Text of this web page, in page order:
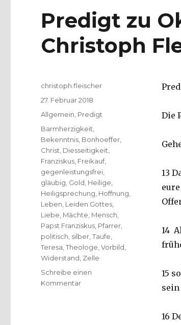
Predigt zu
Christoph
Die
13
14
15
sein
16
Autor
christoph.fleischer
Veröffentlicht
am
27. Februar 2018
Kategorien
Allgemein Predigt
Schlagwörter
Barmherzigkeit
Bekenntnis Bonhoeffer
Christ Diesseitigkeit
Franziskus Freikauf,
gegenleistungsfrei
gläubig Gold Heilige
Heiligsprechung Hoffnung
Leben Leiden Gottes
Liebe Mächte Mensch
Papst Franziskus Pfarrer
politisch silber ,Taufe
Teresa ,Theologe ,Vorbild
Widerstand Zelle
Schreibe einen
Kommentarzu